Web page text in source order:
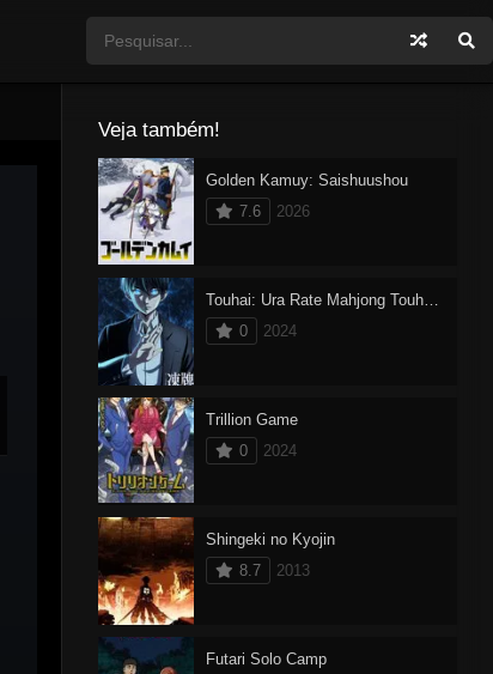
Veja também!
Golden Kamuy: Saishuushou
7.6
2026
Touhai: Ura Rate Mahjong Touhai Roku
0
2024
Trillion Game
0
2024
Shingeki no Kyojin
8.7
2013
Futari Solo Camp